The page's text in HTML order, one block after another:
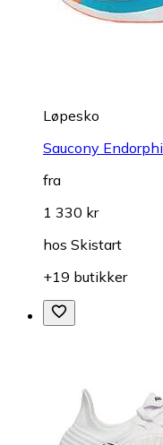
Løpesko
Saucony
fra
1 330 kr
hos Skistart
+19 butikker